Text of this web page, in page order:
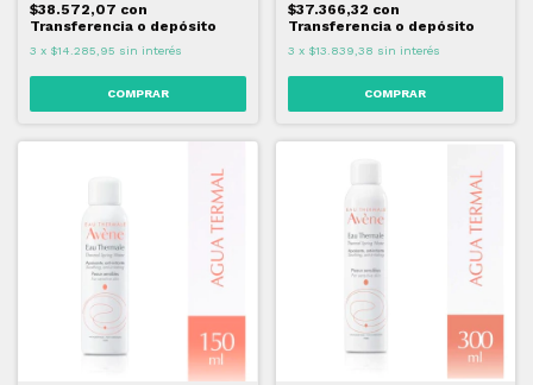
$38.572,07 con
Transferencia o depósito
3 x $14.285,95 sin interés
$37.366,32 con
Transferencia o depósito
3 x $13.839,38 sin interés